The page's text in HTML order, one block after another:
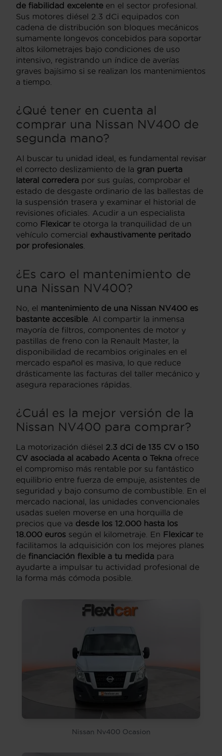
de fiabilidad excelente en el sector profesional.
Sus motores diésel 2.3 dCi equipados con
cadena de distribución son bloques mecánicos
sumamente longevos concebidos para soportar
altos kilometrajes bajo condiciones de uso
intensivo, registrando un índice de averías
graves bajísimo si se realizan los mantenimientos
a tiempo.
¿Qué tener en cuenta al
comprar una Nissan NV400 de
segunda mano?
Al buscar tu unidad ideal, es fundamental revisar
el correcto deslizamiento de la gran puerta
lateral corredera por sus guías, comprobar el
estado de desgaste ordinario de las ballestas de
la suspensión trasera y examinar el historial de
revisiones oficiales. Acudir a un especialista
como Flexicarte otorga la tranquilidad de un
vehículo comercial exhaustivamente peritado
por profesionales
¿Es caro el mantenimiento de
una Nissan NV400?
No, el mantenimiento de una Nissan NV400 es
bastante accesible . Al compartir la inmensa
mayoría de filtros, componentes de motor y
pastillas de freno con la Renault Master, la
disponibilidad de recambios originales en el
mercado español es masiva, lo que reduce
drásticamente las facturas del taller mecánico y
asegura reparaciones rápidas.
¿Cuál es la mejor versión de la
Nissan NV400 para comprar?
La motorización diésel 2.3 dCi de 135 CV o 150
CV asociada al acabado Acenta o Tekna ofrece
el compromiso más rentable por su fantástico
equilibrio entre fuerza de empuje, asistentes de
seguridad y bajo consumo de combustible. En el
mercado nacional, las unidades convencionales
usadas suelen moverse en una horquilla de
precios que va desde los 12.000 hasta los
18.000 euros según el kilometraje. En Flexicarte
facilitamos la adquisición con los mejores planes
de financiación flexible a tu medida para
ayudarte a impulsar tu actividad profesional de
la forma más cómoda posible.
Nissan Nv400 Ocasion